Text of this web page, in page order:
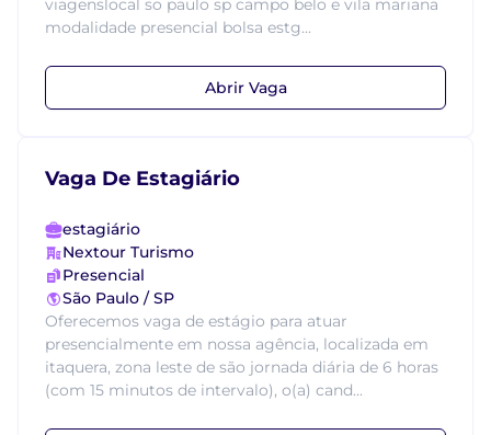
viagenslocal so paulo sp campo belo e vila mariana
modalidade presencial bolsa estg...
Abrir Vaga
Vaga De Estagiário
estagiário
Nextour Turismo
Presencial
São Paulo / SP
Oferecemos vaga de estágio para atuar
presencialmente em nossa agência, localizada em
itaquera, zona leste de são jornada diária de 6 horas
(com 15 minutos de intervalo), o(a) cand...